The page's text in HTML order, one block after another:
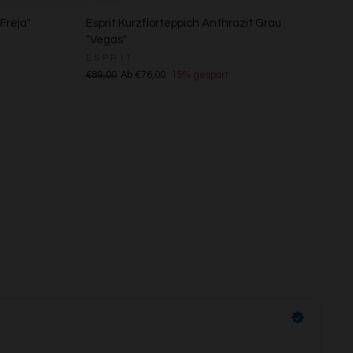
Esprit Kurzflorteppich Anthrazit Grau
"Vegas"
€89,00 Ab €76,00 15% gespart